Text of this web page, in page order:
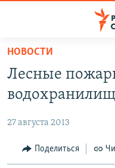
упрощенного
доступа
основному
Вернутся
АВТОРСКИЕ ПРОЕКТЫ
ЦИТАТЫ СВОБОДЫ
МНЕНИЯ
НОВОСТИ
Лесные
27 августа 2013
Поделиться